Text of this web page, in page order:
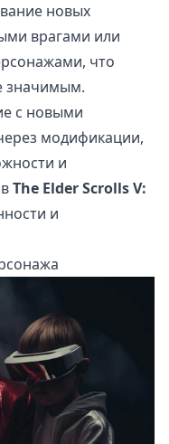
новых
врагами или
что
значимым.
с новыми
модификации,
и
The Elder Scrolls V:
и